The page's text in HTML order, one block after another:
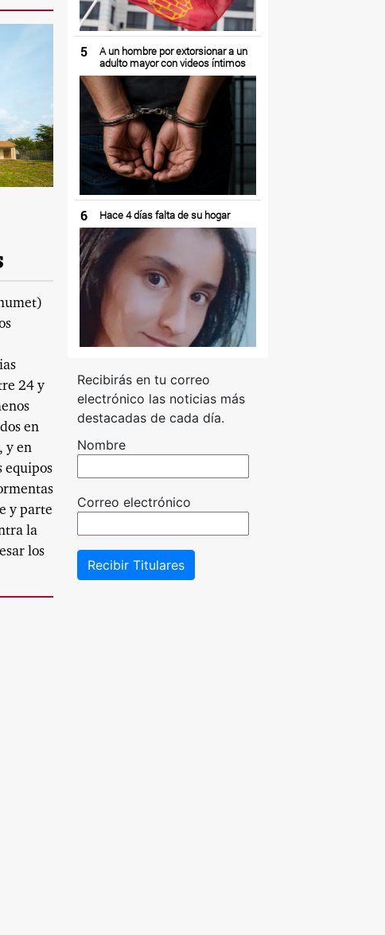
24 y
en
y en
equipos
y parte
la
los
5
A un hombre por extorsionar a un
adulto mayor con videos íntimos
6 Hace 4 días falta de su hogar
Recibirás en tu correo
electrónico las noticias más
destacadas de cada día.
Nombre
Correo electrónico
Recibir Titulares